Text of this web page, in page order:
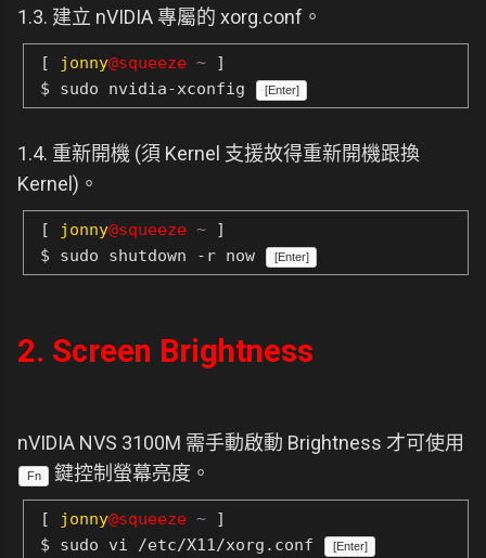
1.3. 建立 nVIDIA 專屬的 xorg.conf。
[ jonny@squeeze ~ ]
$ sudo nvidia-xconfig
[Enter]
1.4. 重新開機 (須 Kernel 支援故得重新開機跟換
Kernel)。
[ jonny@squeeze ~ ]
$ sudo shutdown -r now
[Enter]
2. Screen Brightness
nVIDIA NVS 3100M 需手動啟動 Brightness 才可使用
Fn 鍵控制螢幕亮度。
[ jonny@squeeze ~ ]
$ sudo vi /etc/X11/xorg.conf
[Enter]